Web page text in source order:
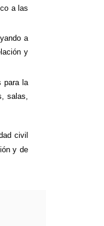
a las
a
y
para la
salas,
civil
y de